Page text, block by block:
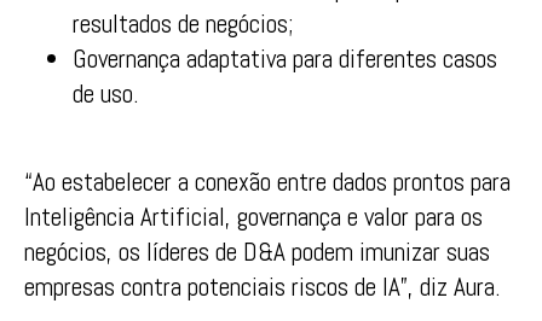
resultados de negócios;
Governança adaptativa para diferentes casos
de uso.
“Ao estabelecer a conexão entre dados prontos para
Inteligência Artificial, governança e valor para os
negócios, os líderes de D&A podem imunizar suas
empresas contra potenciais riscos de IA”, diz Aura.